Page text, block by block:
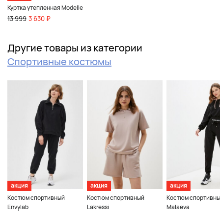
Куртка утепленная Modelle
13 999 3 630 ₽
Другие товары из категории
Спортивные костюмы
акция
Костюм спортивный
Envylab
акция
Костюм спортивный
Lakressi
акция
Костюм
Malaeva